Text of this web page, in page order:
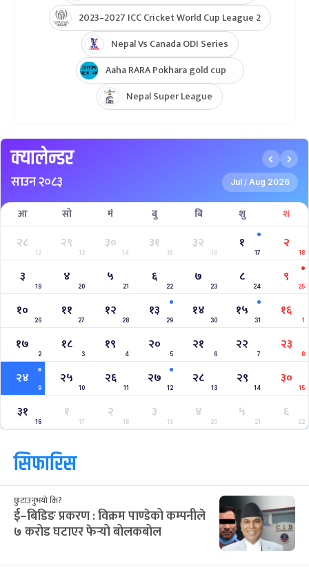
2023–2027 ICC Cricket World Cup League 2
Nepal Vs Canada ODI Series
Aaha RARA Pokhara gold cup
Nepal Super League
क्यालेन्डर
साउन २०८३ Jul / Aug 2026
आ सो मं बु बि शु श
२८
12
२९
13
३०
14
३१
15
३२
16
१
17
२
18
३
19
४
20
५
21
६
22
७
23
८
24
९
25
१०
26
११
27
१२
28
१३
29
१४
30
१५
31
१६
1
१७
2
१८
3
१९
4
२०
5
२१
6
२२
7
२३
8
२४
9
२५
10
२६
11
२७
12
२८
13
२९
14
३०
15
३१
16
१
17
२
18
३
19
४
20
५
21
६
22
सिफारिस
छुटाउनुभयो कि?
ई–बिडिङ प्रकरण : विक्रम पाण्डेको कम्पनीले
७ करोड घटाएर फेर्‍यो बोलकबोल